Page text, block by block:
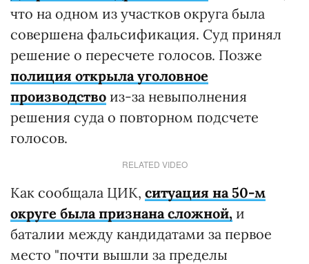
что на одном из участков округа была
совершена фальсификация. Суд принял
решение о пересчете голосов. Позже
полиция открыла уголовное
производство из-за невыполнения
решения суда о повторном подсчете
голосов.
RELATED VIDEO
Как сообщала ЦИК, ситуация на 50-м
округе была признана сложной, и
баталии между кандидатами за первое
место "почти вышли за пределы